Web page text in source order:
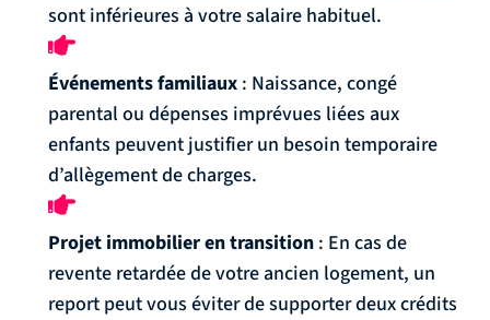
sont inférieures à votre salaire habituel.
Événements familiaux : Naissance, congé
parental ou dépenses imprévues liées aux
enfants peuvent justifier un besoin temporaire
d’allègement de charges.
Projet immobilier en transition : En cas de
revente retardée de votre ancien logement, un
report peut vous éviter de supporter deux crédits